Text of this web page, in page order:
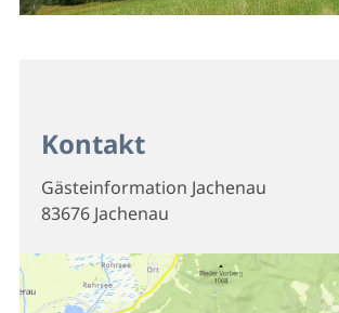
Kontakt
Gästeinformation Jachenau
83676 Jachenau